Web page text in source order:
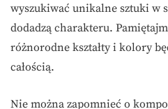
wyszukiwać unikalne sztuki w
dodadzą charakteru.
różnorodne kształty i kolory
całością.
Nie można zapomnieć o